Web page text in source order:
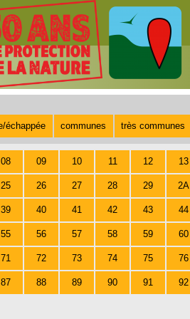
échappée communes très communes
08 09 10 11 12 13
25 26 27 28 29 2A
39 40 41 42 43 44
55 56 57 58 59 60
71 72 73 74 75 76
87 88 89 90 91 92